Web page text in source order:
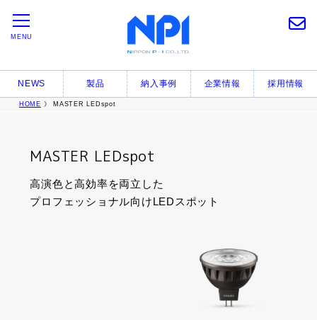
MENU
NEWS 製品 納入事例 企業情報 採用情報
HOME 》 MASTER LEDspot
MASTER LEDspot
高演色と高効率を両立した
プロフェッショナル向けLEDスポット